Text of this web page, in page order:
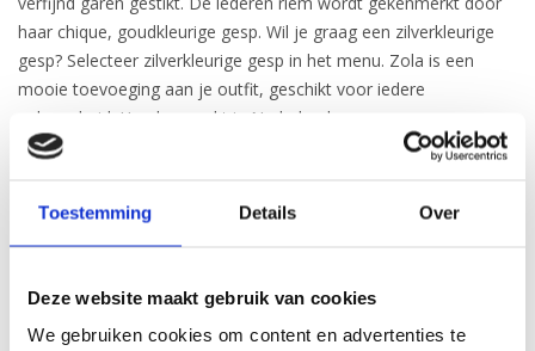
Toestemming Details Over
Deze website maakt gebruik van cookies
We gebruiken cookies om content en advertenties te
haar chique, goudkleurige gesp. Wil je graag een zilverkleurige
gesp? Selecteer zilverkleurige gesp in het menu. Zola is een
mooie toevoeging aan je outfit, geschikt voor iedere
gelegenheid. Handgemaakt in Nederland.
Breedte: 3,5 cm